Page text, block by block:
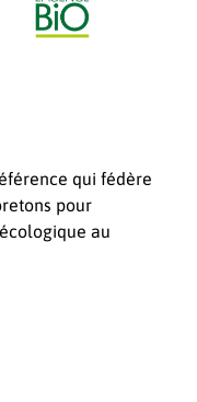
qui fédère
pour
au